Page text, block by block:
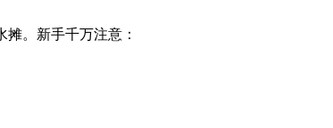
。新手千万注意：